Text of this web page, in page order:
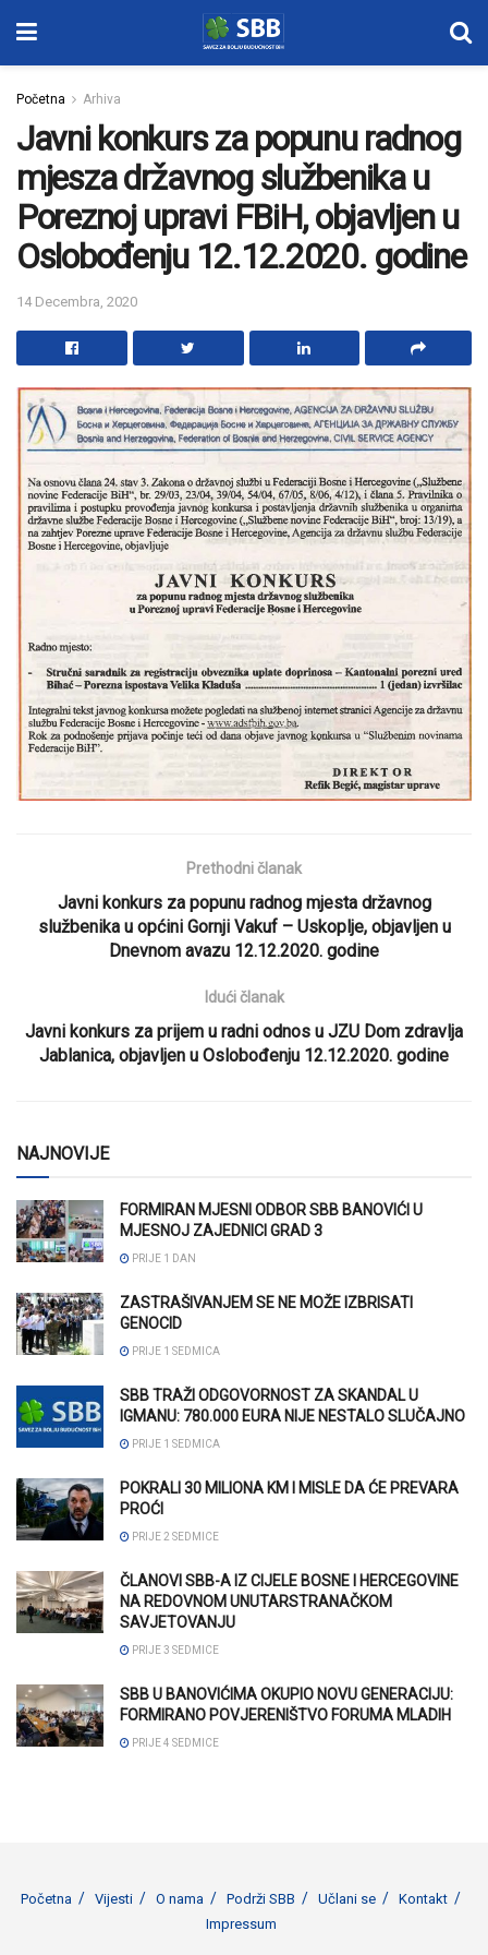
Početna Arhiva
Javni konkurs za popunu radnog
mjesza državnog službenika u
Poreznoj upravi FBiH, objavljen u
Oslobođenju 12.12.2020. godine
14 Decembra, 2020
Prethodni članak
Javni konkurs za popunu radnog mjesta državnog
službenika u općini Gornji Vakuf – Uskoplje, objavljen u
Dnevnom avazu 12.12.2020. godine
Idući članak
Javni konkurs za prijem u radni odnos u JZU Dom zdravlja
Jablanica, objavljen u Oslobođenju 12.12.2020. godine
NAJNOVIJE
FORMIRAN MJESNI ODBOR SBB BANOVIĆI U
MJESNOJ ZAJEDNICI GRAD 3
PRIJE 1 DAN
ZASTRAŠIVANJEM SE NE MOŽE IZBRISATI
GENOCID
PRIJE 1 SEDMICA
SBB TRAŽI ODGOVORNOST ZA SKANDAL U
IGMANU: 780.000 EURA NIJE NESTALO SLUČAJNO
PRIJE 1 SEDMICA
POKRALI 30 MILIONA KM I MISLE DA ĆE PREVARA
PROĆI
PRIJE 2 SEDMICE
ČLANOVI SBB-A IZ CIJELE BOSNE I HERCEGOVINE
NA REDOVNOM UNUTARSTRANAČKOM
SAVJETOVANJU
PRIJE 3 SEDMICE
SBB U BANOVIĆIMA OKUPIO NOVU GENERACIJU:
FORMIRANO POVJERENIŠTVO FORUMA MLADIH
PRIJE 4 SEDMICE
Početna Vijesti O nama Podrži SBB Učlani se
Kontakt
Impressum